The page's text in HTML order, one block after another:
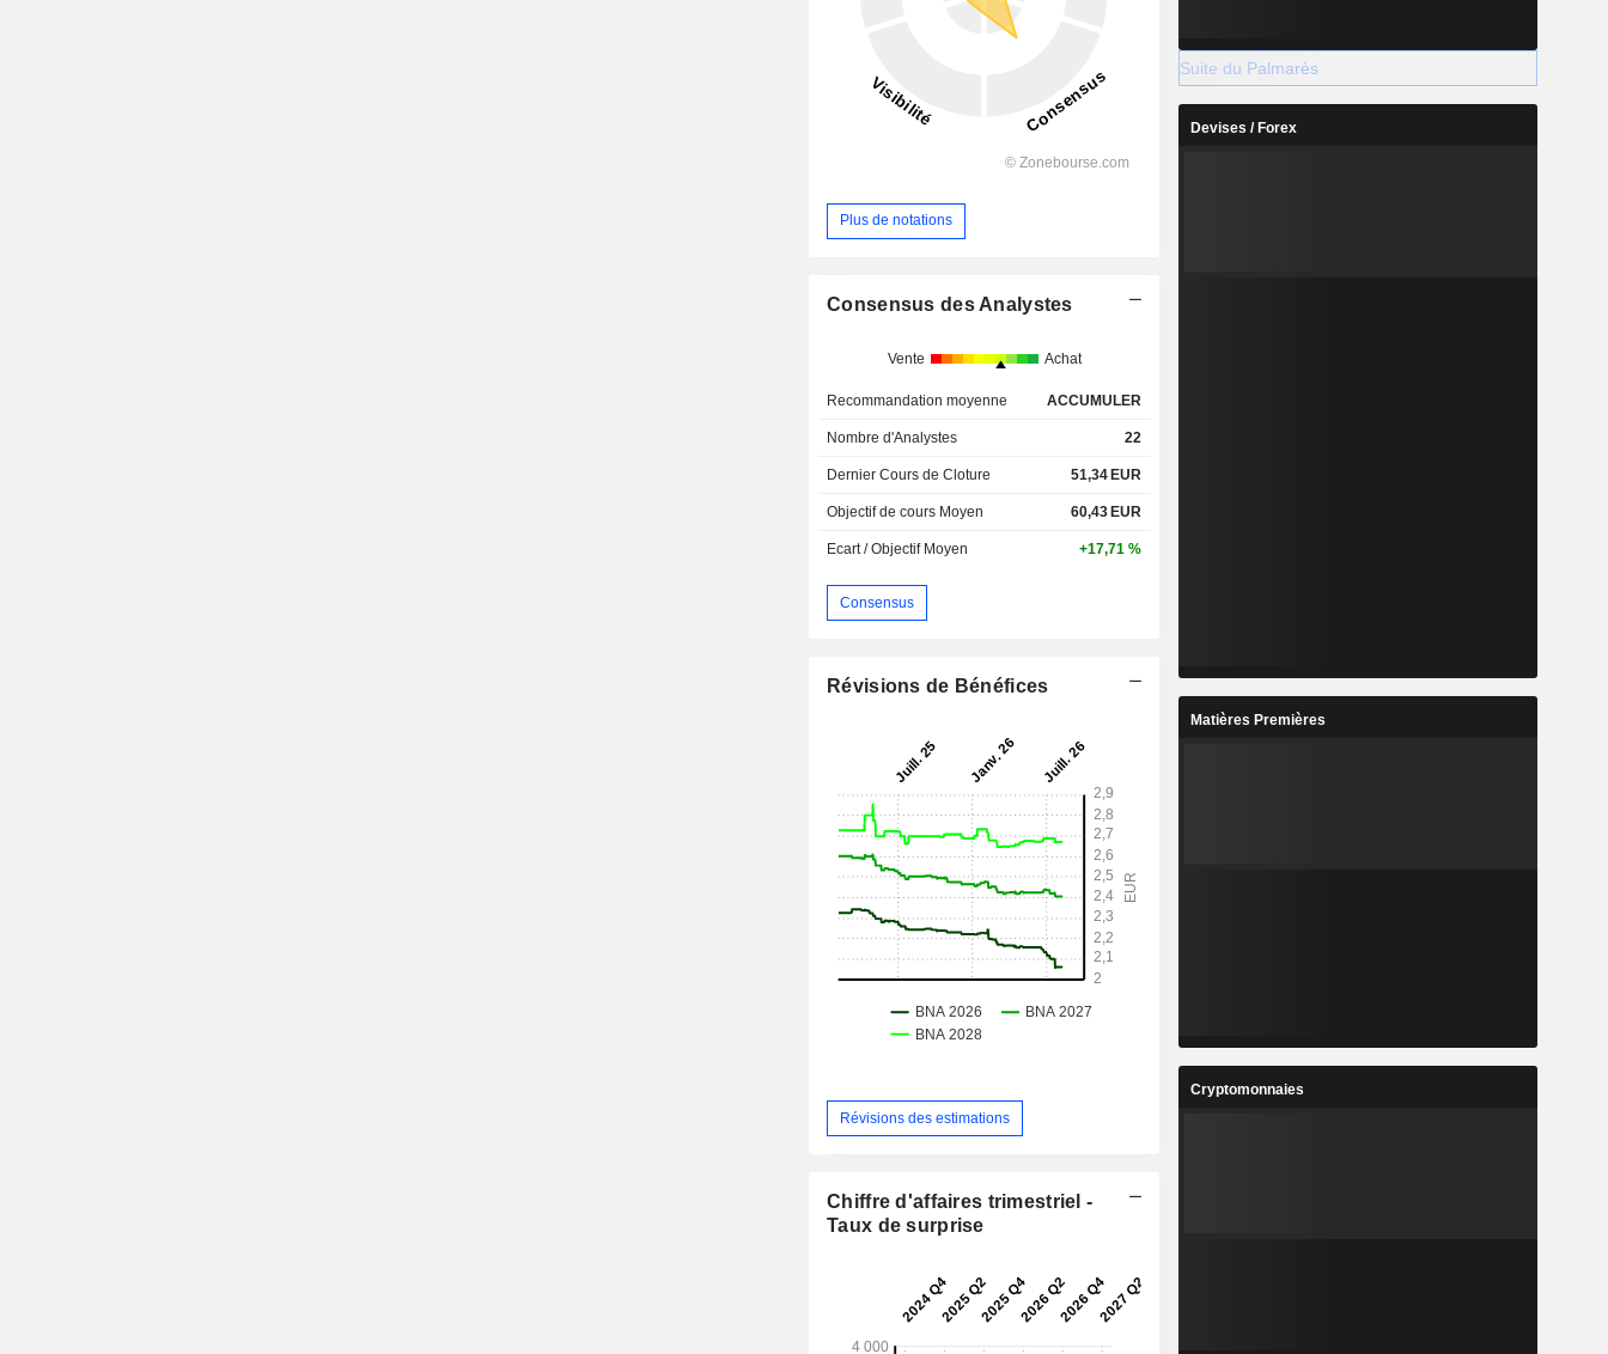
Plus de notations
Consensus des Analystes
Vente Achat
Recommandation moyenne ACCUMULER
Nombre d'Analystes 22
Dernier Cours de Cloture 51,34 EUR
Objectif de cours Moyen 60,43 EUR
Ecart / Objectif Moyen +17,71 %
Consensus
Révisions de Bénéfices
Révisions des estimations
Chiffre d'affaires trimestriel -
Taux de surprise
Suite du Palmarès
Devises / Forex
Matières Premières
Cryptomonnaies